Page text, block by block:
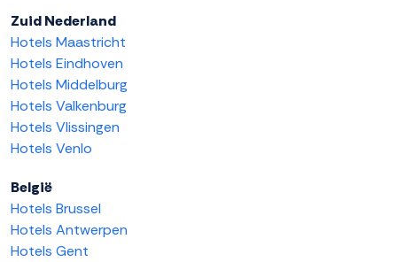
Zuid Nederland
Hotels Maastricht
Hotels Eindhoven
Hotels Middelburg
Hotels Valkenburg
Hotels Vlissingen
Hotels Venlo
België
Hotels Brussel
Hotels Antwerpen
Hotels Gent